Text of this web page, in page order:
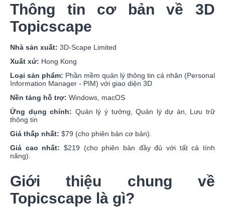
Thông tin cơ bản về 3D
Topicscape
Nhà sản xuất: 3D-Scape Limited
Xuất xứ: Hong Kong
Loại sản phẩm: Phần mềm quản lý thông tin cá nhân (Personal
Information Manager - PIM) với giao diện 3D
Nền tảng hỗ trợ: Windows, macOS
Ứng dụng chính: Quản lý ý tưởng, Quản lý dự án, Lưu trữ
thông tin
Giá thấp nhất: $79 (cho phiên bản cơ bản).
Giá cao nhất: $219 (cho phiên bản đầy đủ với tất cả tính
năng).
Giới thiệu chung về
Topicscape là gì?